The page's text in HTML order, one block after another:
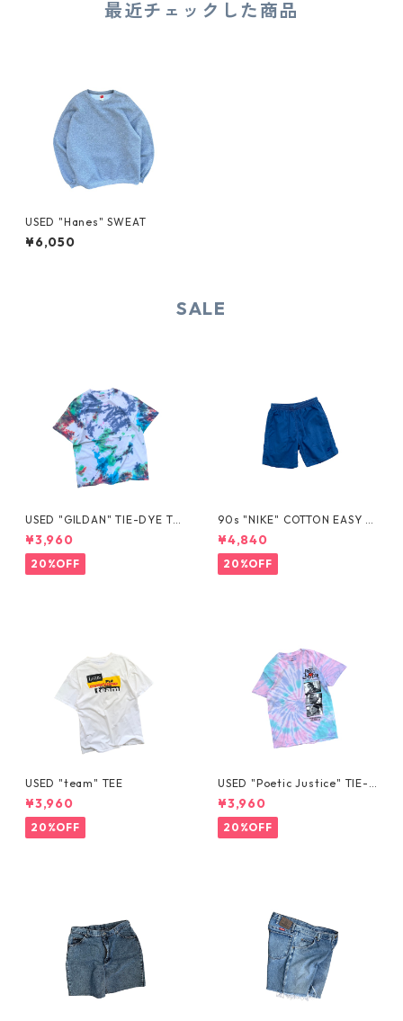
最近チェックした商品
USED "Hanes" SWEAT
¥6,050
SALE
USED "GILDAN" TIE-DYE TE
E
¥3,960
20%OFF
90s "NIKE" COTTON EASY S
HORTS
¥4,840
20%OFF
USED "team" TEE
¥3,960
20%OFF
USED "Poetic Justice" TIE-D
YE TEE
¥3,960
20%OFF